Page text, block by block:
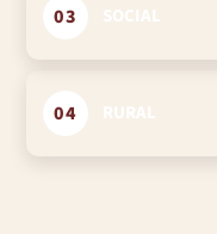
03
04